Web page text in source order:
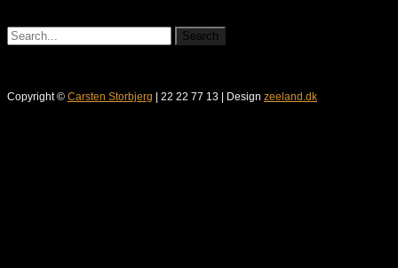
Copyright © Carsten Storbjerg | 22 22 77 13 | Design zeeland.dk